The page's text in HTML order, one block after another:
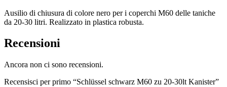
Bottiglie(519)
Bottiglie di riempimento a caldo
Ausilio di chiusura di colore nero per i coperchi M60 delle taniche
da 20-30 litri. Realizzato in plastica robusta.
Recensioni
Ancora non ci sono recensioni.
Recensisci per primo “Schlüssel schwarz M60 zu 20-30lt Kanister”